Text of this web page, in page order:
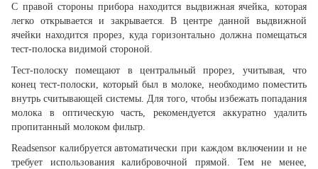
С правой стороны прибора находится выдвижная ячейка, которая
легко открывается и закрывается. В центре данной выдвижной
ячейки находится прорез, куда горизонтально должна помещаться
тест-полоска видимой стороной.
Тест-полоску помещают в центральный прорез, учитывая, что
конец тест-полоски, который был в молоке, необходимо поместить
внутрь считывающей системы. Для того, чтобы избежать попадания
молока в оптическую часть, рекомендуется аккуратно удалить
пропитанный молоком фильтр.
Readsensor калибруется автоматически при каждом включении и не
требует использования калибровочной прямой. Тем не менее,